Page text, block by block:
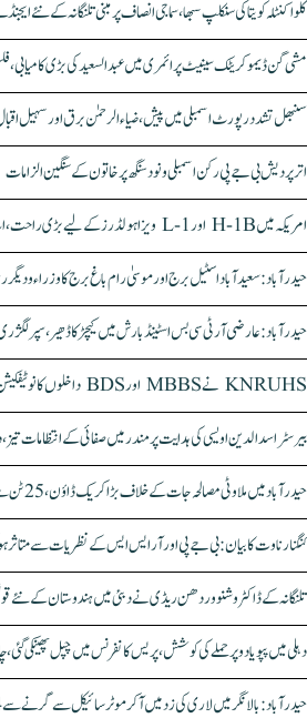
کلواکنٹلہ کویتا کی سنکلپ سبھا، سماجی انصاف پر مبنی تلنگانہ کے نئے
مشی گن ڈیموکریٹک سینیٹ پرائمری میں عبدالسعید کی بڑی کامیابی،
سنبھل تشدد رپورٹ اسمبلی میں پیش، ضیاء الرحمٰن برق اور سہیل
اتر پردیش بی جے پی رکن اسمبلی ونود سنگھ پر خاتون کے سنگین الزامات
امریکہ میں H-1B اور L-1 ویزا ہولڈرز کے لیے بڑی راحت، اب ملک چھوڑے بغیر ویزا تجدید ممکن
حیدرآباد: سعیدآباد اسٹیل برج اور موسیٰ رام باغ برج کا وزراء و دیگر
حیدرآباد: عارضی آر ٹی سی بس اسٹینڈ بارش میں کیچڑ کا ڈھیر، سپر
KNRUHS نے MBBS اور BDS داخلوں کا نوٹیفکیشن جاری کر دیا
بیرسٹر اسدالدین اویسی کی ہدایت پر مندر میں صفائی کے انتظامات
حیدرآباد میں ملاوٹی مصالحہ جات کے خلاف بڑا کریک ڈاؤن، 25 ٹن سے زائد مصالحے ضبط، 3 گرفتار
کنگنا رناوت کا بیان: بی جے پی اور آر ایس ایس کے نظریات سے متاثر
تلنگانہ کے ڈاکٹر وشنو وردھن ریڈی نے دبئی میں ہندوستان کے نئے
دہلی میں پپو یادو پر حملے کی کوشش، پریس کانفرنس میں چپل پھینکی
حیدرآباد: بالا نگر میں لاری کی زد میں آکر موٹرسائیکل سے گرنے سے 4 سالہ بچی کی موت